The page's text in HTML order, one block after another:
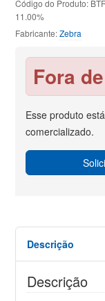
Código do Produto:
11.00%
Fabricante:Zebra
Fora
Esse produto
comercializado.
Descrição
Descrição